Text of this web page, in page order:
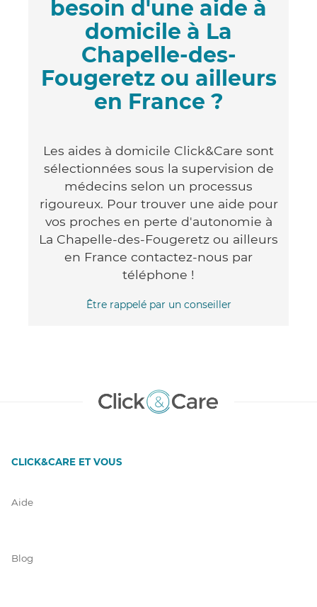
besoin d'une aide à
domicile à La
Chapelle-des-
Fougeretz ou ailleurs
en France ?
Les aides à domicile Click&Care sont
sélectionnées sous la supervision de
médecins selon un processus
rigoureux. Pour trouver une aide pour
vos proches en perte d'autonomie à
La Chapelle-des-Fougeretz ou ailleurs
en France contactez-nous par
téléphone !
Être rappelé par un conseiller
CLICK&CARE ET VOUS
Aide
Blog